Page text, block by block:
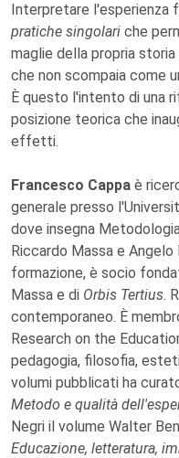
Interpretare l'esperienza
pratiche singolari che
maglie della propria
che non scompaia come
È questo l'intento di una
posizione teorica che
effetti.
Francesco Cappa è
generale presso
dove insegna
Riccardo Massa e
formazione, è socio
Massa e di Orbis Tertius.
contemporaneo. È
Research on the
pedagogia, filosofia,
volumi pubblicati ha
Metodo e qualità
Negri il volume Walter
Educazione, letteratura,